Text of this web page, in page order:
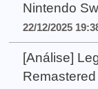
Nintendo
22/12/2025
[Análise]
Remastered